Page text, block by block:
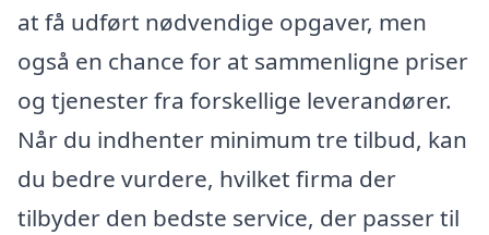
at få udført nødvendige opgaver, men
også en chance for at sammenligne priser
og tjenester fra forskellige leverandører.
Når du indhenter minimum tre tilbud, kan
du bedre vurdere, hvilket firma der
tilbyder den bedste service, der passer til